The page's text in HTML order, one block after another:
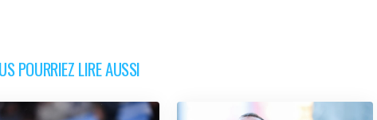
POURRIEZ LIRE AUSSI